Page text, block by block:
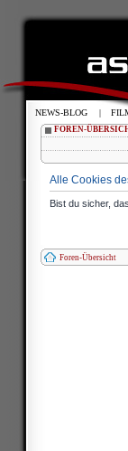
FOREN-
Alle Cookies
Bist du sicher,
Foren-Übersicht
NEWS-BLOG |